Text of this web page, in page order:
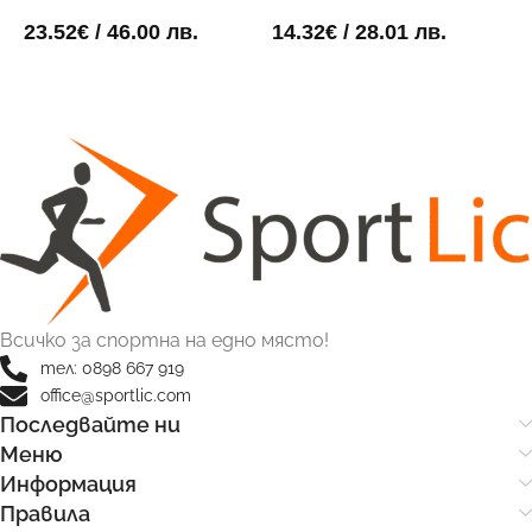
23.52€ / 46.00 лв. 14.32€/ 28.01 лв.
Всичко за спортна на едно място!
тел: 0898 667 919
office@sportlic.com
Последвайте ни
Меню
Информация
Правила